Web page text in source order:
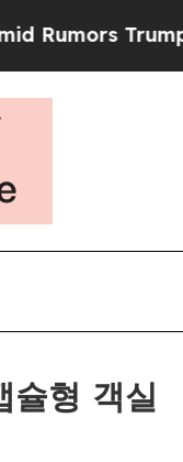
Will cut Pirro
형 객실